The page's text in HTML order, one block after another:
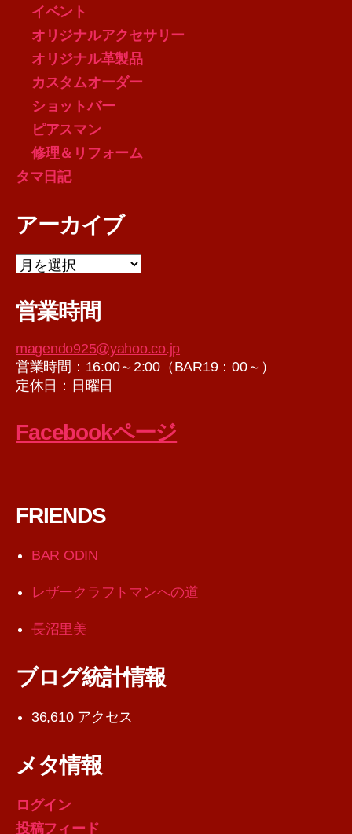
イベント
オリジナルアクセサリー
オリジナル革製品
カスタムオーダー
ショットバー
ピアスマン
修理＆リフォーム
タマ日記
アーカイブ
ア
イ
営業時間
magendo925@yahoo.co.jp
営業時間：16:00～2:00（BAR19：00～）
定休日：日曜日
Facebookページ
FRIENDS
BAR ODIN
レザークラフトマンへの道
長沼里美
ブログ統計情報
36,610 アクセス
メタ情報
ログイン
投稿フィード